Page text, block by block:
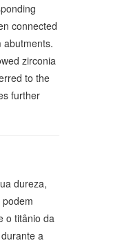
connected
abutments.
zirconia
to the
further
dureza,
o titânio da
a